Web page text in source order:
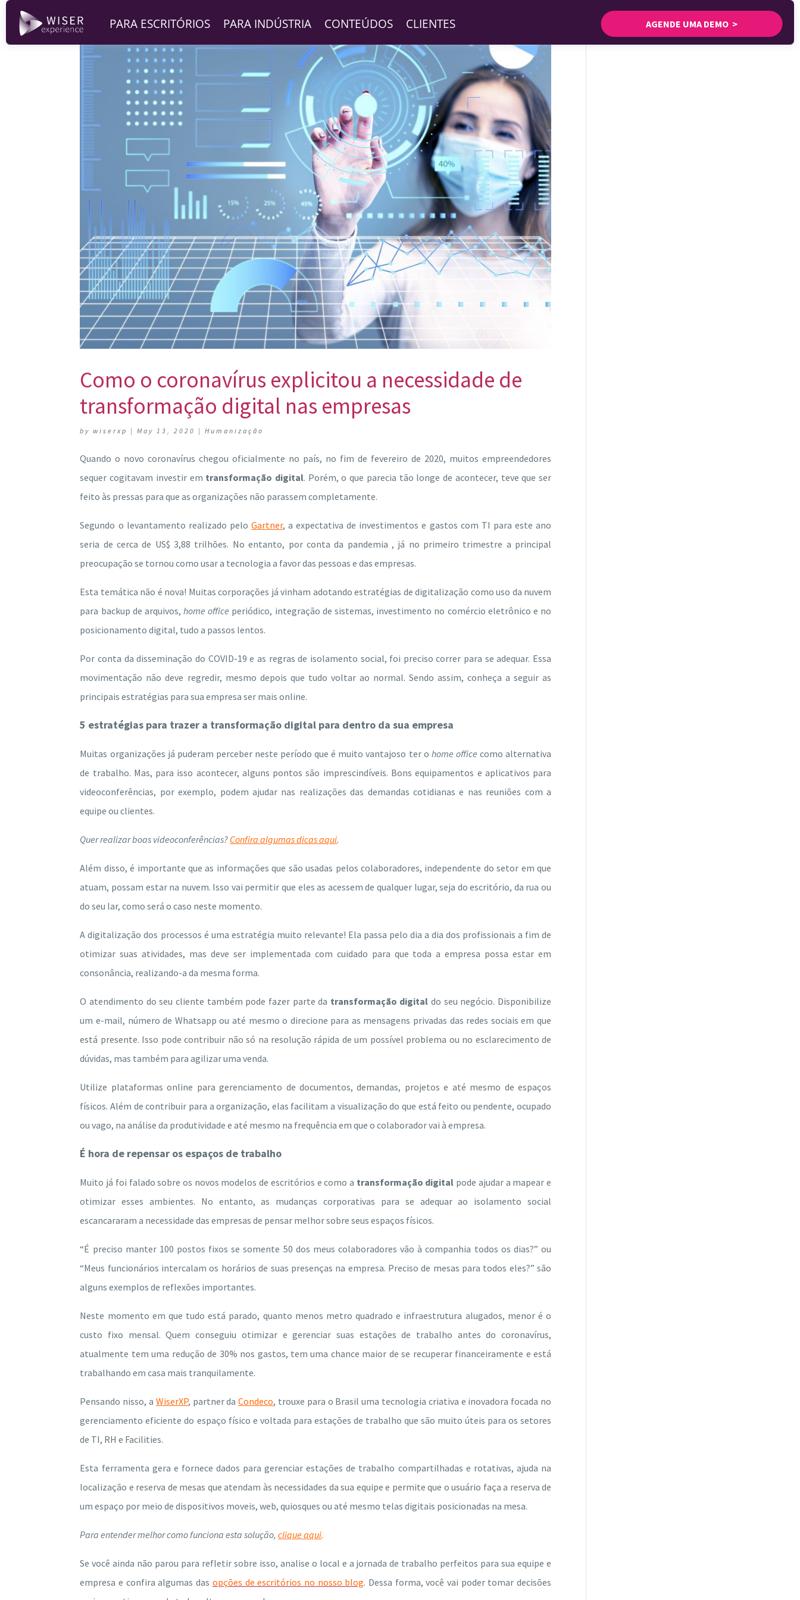
PARA ESCRITÓRIOS PARA INDÚSTRIA CONTEÚDOS CLIENTES AGENDE UMA DEMO >
Como o coronavírus explicitou a necessidade de
transformação digital nas empresas
by wiserxp |May 13, 2020 |Humanização
Quando o novo coronavírus chegou oficialmente no país, no fim de fevereiro de 2020, muitos empreendedores
sequer cogitavam investir em transformação digital. Porém, o que parecia tão longe de acontecer, teve que ser
feito às pressas para que as organizações não parassem completamente.
Segundo o levantamento realizado pelo Gartner, a expectativa de investimentos e gastos com TI para este ano
seria de cerca de US$ 3,88 trilhões. No entanto, por conta da pandemia , já no primeiro trimestre a principal
preocupação se tornou como usar a tecnologia a favor das pessoas e das empresas.
Esta temática não é nova! Muitas corporações já vinham adotando estratégias de digitalização como uso da nuvem
para backup de arquivos,home office periódico, integração de sistemas, investimento no comércio eletrônico e no
posicionamento digital, tudo a passos lentos.
Por conta da disseminação do COVID-19 e as regras de isolamento social, foi preciso correr para se adequar. Essa
movimentação não deve regredir, mesmo depois que tudo voltar ao normal. Sendo assim, conheça a seguir as
principais estratégias para sua empresa ser mais online.
5 estratégias para trazer a transformação digital para dentro da sua empresa
Muitas organizações já puderam perceber neste período que é muito vantajoso ter o home office como alternativa
de trabalho. Mas, para isso acontecer, alguns pontos são imprescindíveis. Bons equipamentos e aplicativos para
videoconferências, por exemplo, podem ajudar nas realizações das demandas cotidianas e nas reuniões com a
equipe ou clientes.
Quer realizar boas videoconferências? Confira algumas dicas aqui.
Além disso, é importante que as informações que são usadas pelos colaboradores, independente do setor em que
atuam, possam estar na nuvem. Isso vai permitir que eles as acessem de qualquer lugar, seja do escritório, da rua ou
do seu lar, como será o caso neste momento.
A digitalização dos processos é uma estratégia muito relevante! Ela passa pelo dia a dia dos profissionais a fim de
otimizar suas atividades, mas deve ser implementada com cuidado para que toda a empresa possa estar em
consonância, realizando-a da mesma forma.
O atendimento do seu cliente também pode fazer parte da transformação digitaldo seu negócio. Disponibilize
um e-mail, número de Whatsapp ou até mesmo o direcione para as mensagens privadas das redes sociais em que
está presente. Isso pode contribuir não só na resolução rápida de um possível problema ou no esclarecimento de
dúvidas, mas também para agilizar uma venda.
Utilize plataformas online para gerenciamento de documentos, demandas, projetos e até mesmo de espaços
físicos. Além de contribuir para a organização, elas facilitam a visualização do que está feito ou pendente, ocupado
ou vago, na análise da produtividade e até mesmo na frequência em que o colaborador vai à empresa.
É hora de repensar os espaços de trabalho
Muito já foi falado sobre os novos modelos de escritórios e como a transformação digital pode ajudar a mapear e
otimizar esses ambientes. No entanto, as mudanças corporativas para se adequar ao isolamento social
escancararam a necessidade das empresas de pensar melhor sobre seus espaços físicos.
“É preciso manter 100 postos fixos se somente 50 dos meus colaboradores vão à companhia todos os dias?” ou
“Meus funcionários intercalam os horários de suas presenças na empresa. Preciso de mesas para todos eles?” são
alguns exemplos de reflexões importantes.
Neste momento em que tudo está parado, quanto menos metro quadrado e infraestrutura alugados, menor é o
custo fixo mensal. Quem conseguiu otimizar e gerenciar suas estações de trabalho antes do coronavírus,
atualmente tem uma redução de 30% nos gastos, tem uma chance maior de se recuperar financeiramente e está
trabalhando em casa mais tranquilamente.
Pensando nisso, a WiserXP, partner daCondeco, trouxe para o Brasil uma tecnologia criativa e inovadora focada no
gerenciamento eficiente do espaço físico e voltada para estações de trabalho que são muito úteis para os setores
de TI, RH e Facilities.
Esta ferramenta gera e fornece dados para gerenciar estações de trabalho compartilhadas e rotativas, ajuda na
localização e reserva de mesas que atendam às necessidades da sua equipe e permite que o usuário faça a reserva de
um espaço por meio de dispositivos moveis, web, quiosques ou até mesmo telas digitais posicionadas na mesa.
Para entender melhor como funciona esta solução,clique aqui.
Se você ainda não parou para refletir sobre isso, analise o local e a jornada de trabalho perfeitos para sua equipe e
empresa e confira algumas das opções de escritórios no nosso blog. Dessa forma, você vai poder tomar decisões